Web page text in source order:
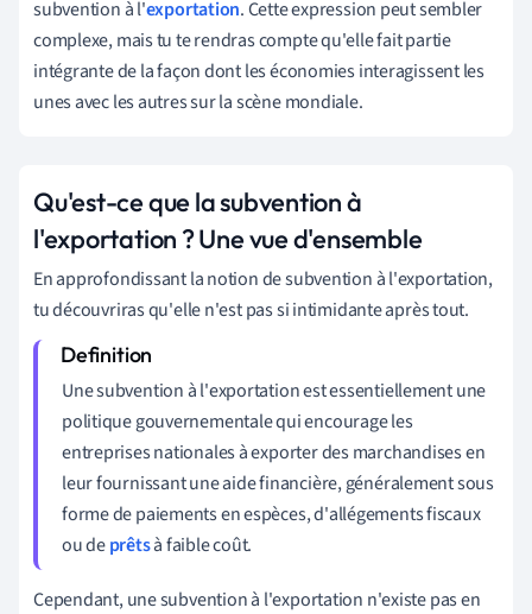
subvention à l'exportation. Cette expression peut sembler
complexe, mais tu te rendras compte qu'elle fait partie
intégrante de la façon dont les économies interagissent les
unes avec les autres sur la scène mondiale.
Qu'est-ce que la subvention à
l'exportation ? Une vue d'ensemble
En approfondissant la notion de subvention à l'exportation,
tu découvriras qu'elle n'est pas si intimidante après tout.
Une subvention à l'exportation est essentiellement une
politique gouvernementale qui encourage les
entreprises nationales à exporter des marchandises en
leur fournissant une aide financière, généralement sous
forme de paiements en espèces, d'allégements fiscaux
ou deprêtsà faible coût.
Cependant, une subvention à l'exportation n'existe pas en